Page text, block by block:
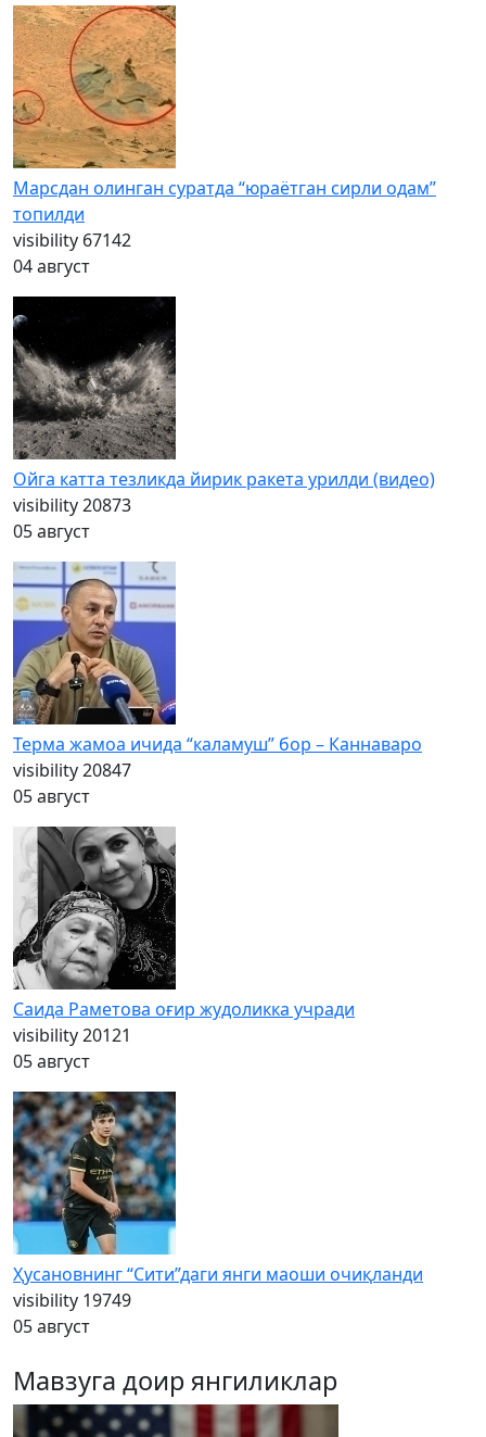
Марсдан олинган суратда “юраётган сирли одам”
топилди
visibility 67142
04 август
Ойга катта тезликда йирик ракета урилди (видео)
visibility20873
05 август
Терма жамоа ичида “каламуш” бор – Каннаваро
visibility20847
05 август
Саида Раметова оғир жудоликка учради
visibility20121
05 август
Ҳусановнинг “Сити”даги янги маоши очиқланди
visibility 19749
05 август
Мавзуга доир янгиликлар